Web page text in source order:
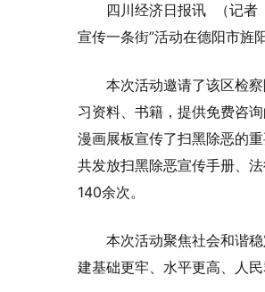
四川经济日报讯 （记者
宣传一条街”活动在德阳市旌
本次活动邀请了该区检
习资料、书籍，提供免费咨
漫画展板宣传了扫黑除恶的
共发放扫黑除恶宣传手册、
140余次。
本次活动聚焦社会和谐
建基础更牢、水平更高、人